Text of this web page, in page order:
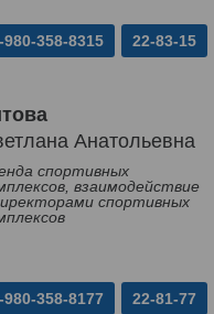
980-358-8315 22-83-15
Анатольевна
спортивных
взаимодействие
спортивных
980-358-8177 22-81-77